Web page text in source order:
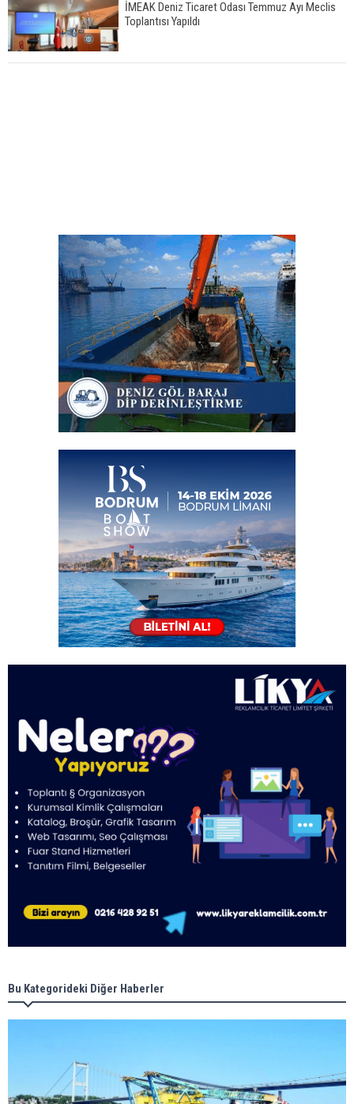
İMEAK Deniz Ticaret Odası Temmuz Ayı Meclis
Toplantısı Yapıldı
Bu Kategorideki Diğer Haberler